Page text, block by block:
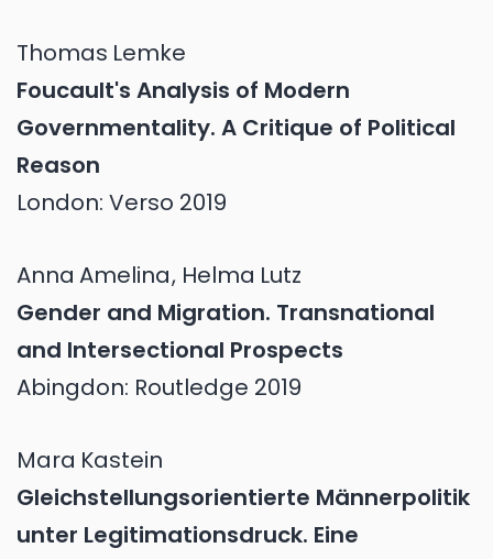
Thomas Lemke
Foucault's Analysis of Modern
Governmentality. A Critique of Political
Reason
London: Verso 2019
Anna Amelina, Helma Lutz
Gender and Migration. Transnational
and Intersectional Prospects
Abingdon: Routledge 2019
Mara Kastein
Gleichstellungsorientierte Männerpolitik
unter Legitimationsdruck. Eine